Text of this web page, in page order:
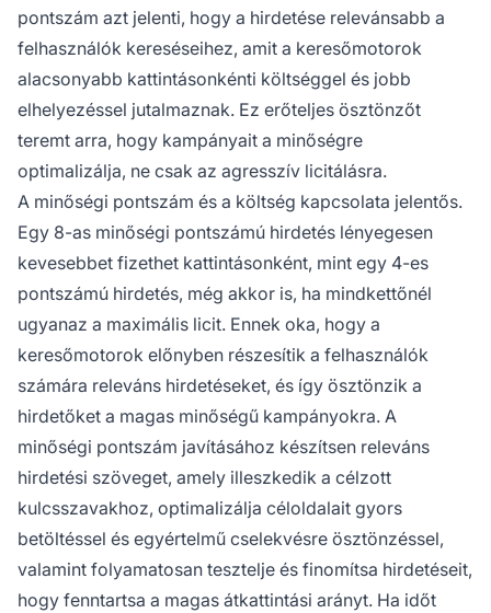
pontszám azt jelenti, hogy a hirdetése relevánsabb a
felhasználók kereséseihez, amit a keresőmotorok
alacsonyabb kattintásonkénti költséggel és jobb
elhelyezéssel jutalmaznak. Ez erőteljes ösztönzőt
teremt arra, hogy kampányait a minőségre
optimalizálja, ne csak az agresszív licitálásra.
A minőségi pontszám és a költség kapcsolata jelentős.
Egy 8-as minőségi pontszámú hirdetés lényegesen
kevesebbet fizethet kattintásonként, mint egy 4-es
pontszámú hirdetés, még akkor is, ha mindkettőnél
ugyanaz a maximális licit. Ennek oka, hogy a
keresőmotorok előnyben részesítik a felhasználók
számára releváns hirdetéseket, és így ösztönzik a
hirdetőket a magas minőségű kampányokra. A
minőségi pontszám javításához készítsen releváns
hirdetési szöveget, amely illeszkedik a célzott
kulcsszavakhoz, optimalizálja céloldalait gyors
betöltéssel és egyértelmű cselekvésre ösztönzéssel,
valamint folyamatosan tesztelje és finomítsa hirdetéseit,
hogy fenntartsa a magas átkattintási arányt. Ha időt